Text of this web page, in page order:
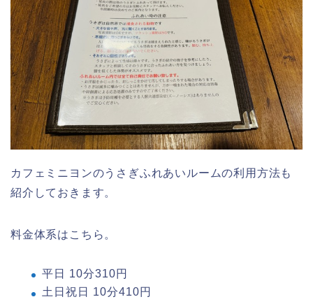
カフェミニヨンのうさぎふれあいルームの利用方法も
紹介しておきます。
料金体系はこちら。
平日 10分310円
土日祝日 10分410円